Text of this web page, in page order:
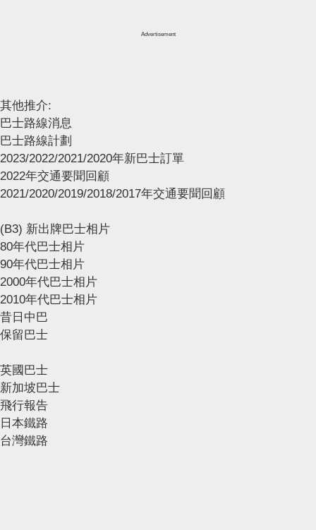
Advertisement
其他推介:
巴士路線消息
巴士路線計劃
2023/2022/2021/2020年新巴士訂單
2022年交通要聞回顧
2021/2020/2019/2018/2017年交通要聞回顧
(B3) 新出牌巴士相片
80年代巴士相片
90年代巴士相片
2000年代巴士相片
2010年代巴士相片
昔日中巴
保留巴士
英國巴士
新加坡巴士
飛行報告
日本鐵路
台灣鐵路